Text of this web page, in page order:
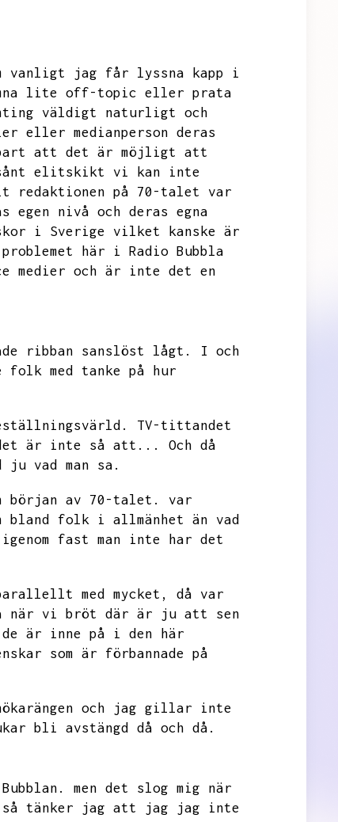
vanligt jag får lyssna kapp i
lite off-topic eller prata
väldigt naturligt och
eller medianperson deras
att det är möjligt att
sånt elitskikt vi kan inte
redaktionen på 70-talet var
egen nivå och deras egna
i Sverige vilket kanske är
här i Radio Bubbla
medier och är inte det en
ribban sanslöst lågt.
I och
folk med tanke på hur
TV-tittandet
är inte så att...
Och då
vad man sa.
början av 70-talet.
var
bland folk i allmänhet än vad
fast man inte har det
med mycket,
då var
när vi bröt där är ju att sen
är inne på i den här
som är förbannade på
och jag gillar inte
bli avstängd då och då.
men det slog mig när
så tänker jag att jag jag inte